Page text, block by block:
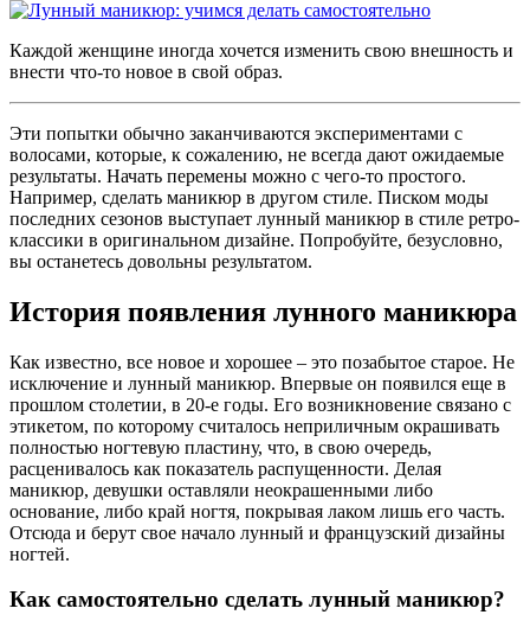
Каждой женщине иногда хочется изменить свою внешность и
внести что-то новое в свой образ.
Эти попытки обычно заканчиваются экспериментами с
волосами, которые, к сожалению, не всегда дают ожидаемые
результаты. Начать перемены можно с чего-то простого.
Например, сделать маникюр в другом стиле. Писком моды
последних сезонов выступает лунный маникюр в стиле ретро-
классики в оригинальном дизайне. Попробуйте, безусловно,
вы останетесь довольны результатом.
История появления лунного маникюра
Как известно, все новое и хорошее – это позабытое старое. Не
исключение и лунный маникюр. Впервые он появился еще в
прошлом столетии, в 20-е годы. Его возникновение связано с
этикетом, по которому считалось неприличным окрашивать
полностью ногтевую пластину, что, в свою очередь,
расценивалось как показатель распущенности. Делая
маникюр, девушки оставляли неокрашенными либо
основание, либо край ногтя, покрывая лаком лишь его часть.
Отсюда и берут свое начало лунный и французский дизайны
ногтей.
Как самостоятельно сделать лунный маникюр?